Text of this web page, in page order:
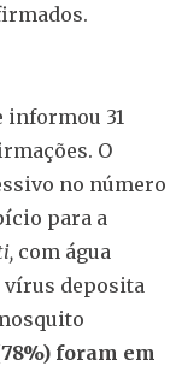
informou 31
O
no número
para a
com água
vírus deposita
foram em